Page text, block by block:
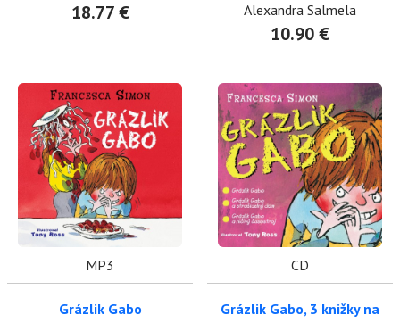
18.77 €
Alexandra Salmela
10.90 €
MP3
Grázlik Gabo
CD
Grázlik Gabo, 3 knižky na